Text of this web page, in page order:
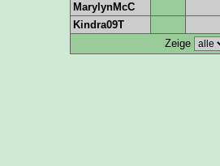
MarylynMcC
Kindra09T
Zeige